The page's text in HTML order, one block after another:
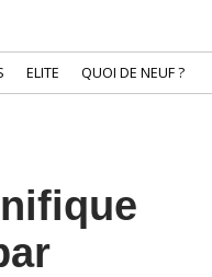
ELITE QUOI DE NEUF ?